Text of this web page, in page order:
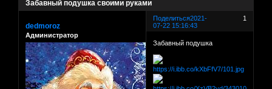
Забавный подушка своими руками
Поделиться 1
2021-
07-22 15:16:43
dedmoroz
Администратор
Забавный подушка